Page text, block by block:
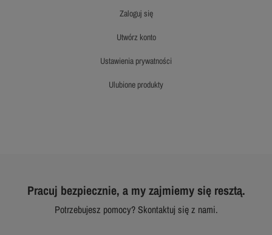
zaloguj się
utwórz konto
ustawienia prywatności
ulubione produkty
Pracuj bezpiecznie, a my zajmiemy się resztą.
Potrzebujesz pomocy? Skontaktuj się z nami.